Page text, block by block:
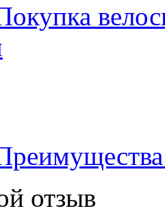
отзыв